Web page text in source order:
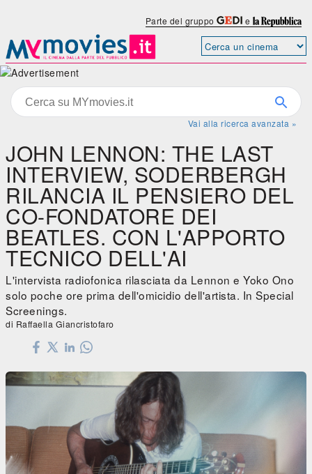
Parte del gruppo e
Vai alla ricerca avanzata »
JOHN LENNON: THE LAST
INTERVIEW, SODERBERGH
RILANCIA IL PENSIERO DEL
CO-FONDATORE DEI
BEATLES. CON L'APPORTO
TECNICO DELL'AI
L'intervista radiofonica rilasciata da Lennon e Yoko Ono
solo poche ore prima dell'omicidio dell'artista. In Special
Screenings.
di Raffaella Giancristofaro